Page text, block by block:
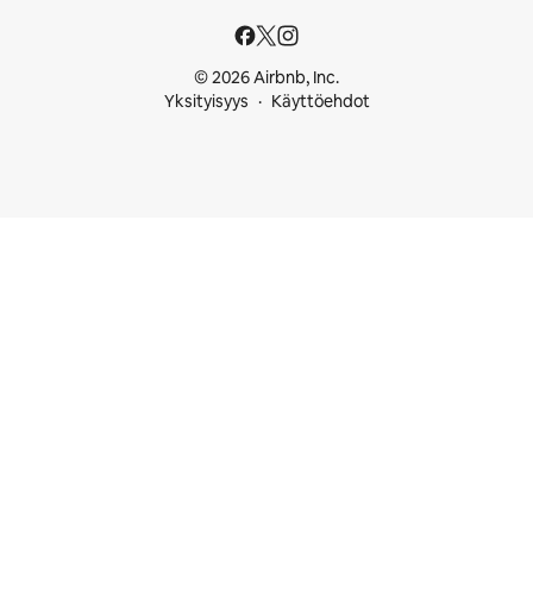
© 2026 Airbnb, Inc.
Yksityisyys
Käyttöehdot